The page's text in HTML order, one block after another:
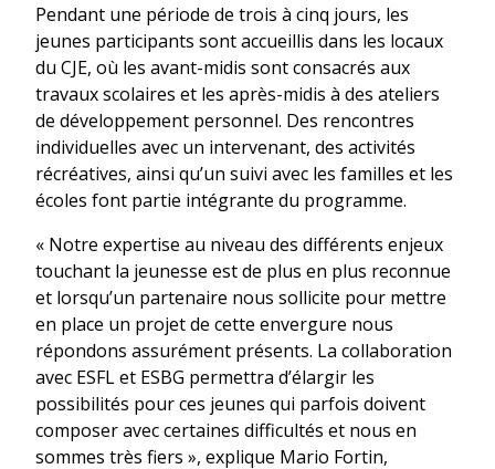
Pendant une période de trois à cinq jours, les
jeunes participants sont accueillis dans les locaux
du CJE, où les avant-midis sont consacrés aux
travaux scolaires et les après-midis à des ateliers
de développement personnel. Des rencontres
individuelles avec un intervenant, des activités
récréatives, ainsi qu’un suivi avec les familles et les
écoles font partie intégrante du programme.
« Notre expertise au niveau des différents enjeux
touchant la jeunesse est de plus en plus reconnue
et lorsqu’un partenaire nous sollicite pour mettre
en place un projet de cette envergure nous
répondons assurément présents. La collaboration
avec ESFL et ESBG permettra d’élargir les
possibilités pour ces jeunes qui parfois doivent
composer avec certaines difficultés et nous en
sommes très fiers », explique Mario Fortin,